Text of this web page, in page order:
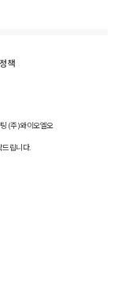
책
(주)와이오엘오
드립니다.